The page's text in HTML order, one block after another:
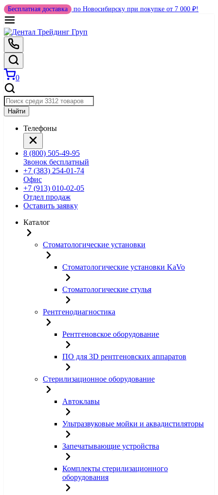
Бесплатная доставка по Новосибирску при покупке от 7 000 ₽!
0
Найти
Телефоны
8 (800) 505-49-95
Звонок бесплатный
+7 (383) 254-01-74
Офис
+7 (913) 010-02-05
Отдел продаж
Оставить заявку
Каталог
Стоматологические установки
Стоматологические установки KaVo
Стоматологические стулья
Рентгенодиагностика
Рентгеновское оборудование
ПО для 3D рентгеновских аппаратов
Стерилизационное оборудование
Автоклавы
Ультразвуковые мойки и аквадистиляторы
Запечатывающие устройства
Комплекты стерилизационного
оборудования